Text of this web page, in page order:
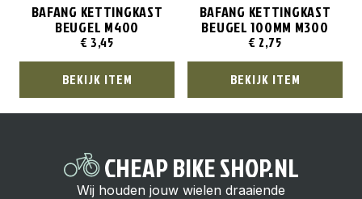
BAFANG KETTINGKAST
BEUGEL M400
€ 3,45
BEKIJK ITEM
BAFANG KETTINGKAST
BEUGEL 100MM M300
€ 2,75
BEKIJK ITEM
CHEAP BIKE SHOP.NL
Wij houden jouw wielen draaiende